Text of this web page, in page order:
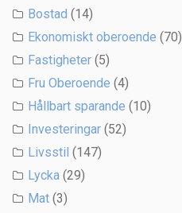
Bostad (14)
Ekonomiskt oberoende (70)
Fastigheter (5)
Fru Oberoende (4)
Hållbart sparande (10)
Investeringar (52)
Livsstil (147)
Lycka (29)
Mat (3)